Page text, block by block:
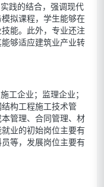
践的结合，强调现代
拟课程，学生能够在
能。此外，专业还注
够适应建筑业产业转
工企业；监理企业；
构工程施工技术管
管理、合同管理、材
业的初始岗位主要有
等，发展岗位主要有